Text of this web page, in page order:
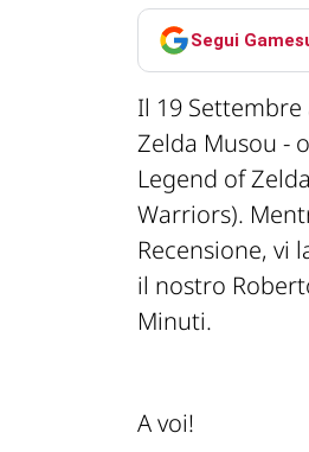
Segui
Il 19
Zelda Musou -
Legend of Zelda
Warriors).
Recensione, vi
il nostro
Minuti.
A voi!